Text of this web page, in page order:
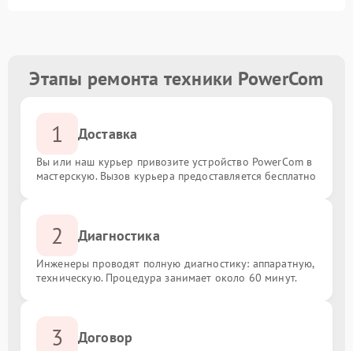
Этапы ремонта техники PowerCom
1 Доставка
Вы или наш курьер привозите устройство PowerCom в
мастерскую. Вызов курьера предоставляется бесплатно
2 Диагностика
Инженеры проводят полную диагностику: аппаратную,
техническую. Процедура занимает около 60 минут.
3 Договор